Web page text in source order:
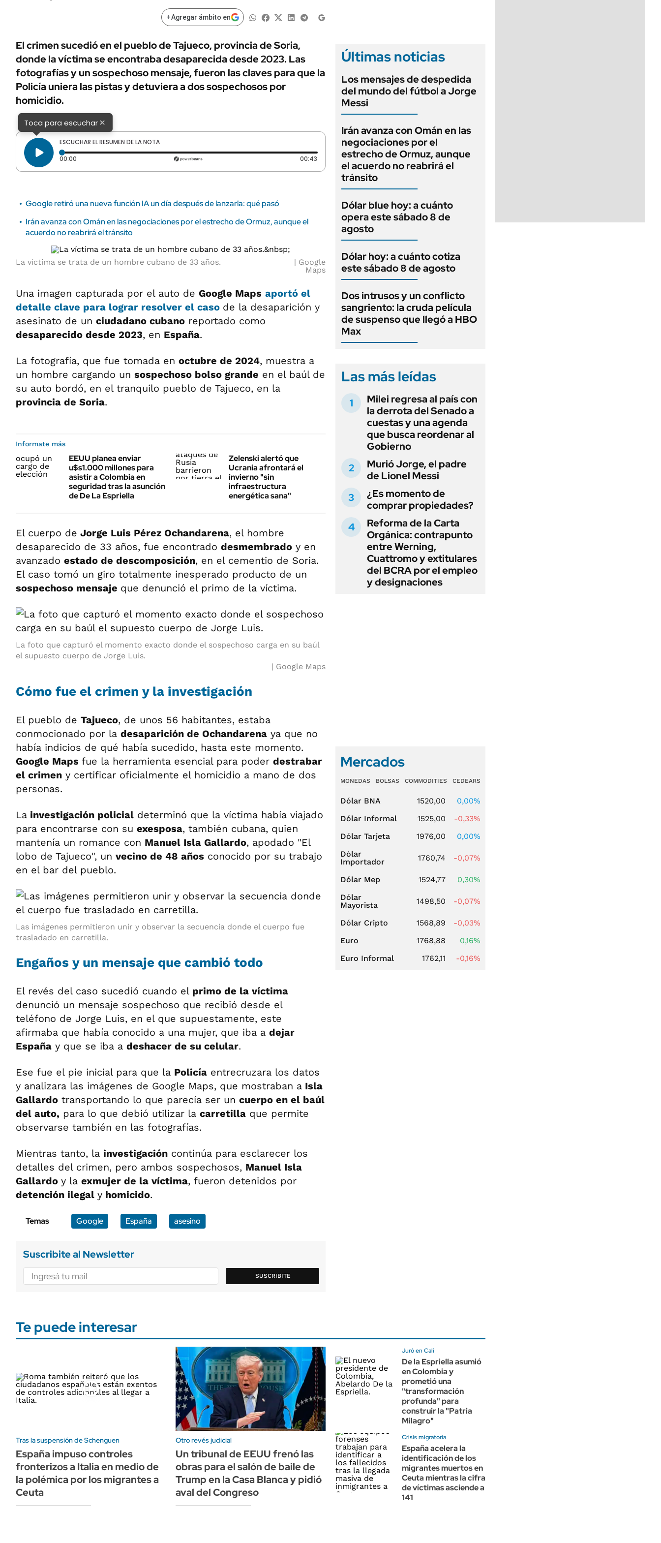
ÁMBITO DEBATE
Municipios
AUTOS
+Agregar ámbito en
El crimen sucedió en el pueblo de Tajueco, provincia de Soria,
donde la víctima se encontraba desaparecida desde 2023. Las
fotografías y un sospechoso mensaje, fueron las claves para que la
Policía uniera las pistas y detuviera a dos sospechosos por
homicidio.
Toca para escuchar×
ESCUCHAR EL RESUMEN DE LA NOTA
00:00 Tiempo transcurrido: 0 segundos 00:43 Duración: 43 segundos
Google retiró una nueva función IA un día después de lanzarla: qué pasó
Irán avanza con Omán en las negociaciones por el estrecho de Ormuz, aunque el
acuerdo no reabrirá el tránsito
La víctima se trata de un hombre cubano de 33 años.
Google
Maps
Una imagen capturada por el auto de Google Maps aportó el
detalle clave para lograr resolver el caso de la desaparición y
asesinato de un ciudadano cubano reportado como
desaparecido desde 2023, en España.
La fotografía, que fue tomada en octubre de 2024, muestra a
un hombre cargando un sospechoso bolso grande en el baúl de
su auto bordó, en el tranquilo pueblo de Tajueco, en la
provincia de Soria.
Informate más
EEUU planea enviar
u$s1.000 millones para
asistir a Colombia en
seguridad tras la asunción
de De La Espriella
Zelenski alertó que
Ucrania afrontará el
invierno "sin
infraestructura
energética sana"
El cuerpo de Jorge Luis Pérez Ochandarena, el hombre
desaparecido de 33 años, fue encontrado desmembrado y en
avanzado estado de descomposición, en el cementio de Soria.
El caso tomó un giro totalmente inesperado producto de un
sospechoso mensaje que denunció el primo de la víctima.
La foto que capturó el momento exacto donde el sospechoso carga en su baúl
el supuesto cuerpo de Jorge Luis.
Google Maps
Cómo fue el crimen y la investigación
El pueblo de Tajueco, de unos 56 habitantes, estaba
conmocionado por la desaparición de Ochandarena ya que no
había indicios de qué había sucedido, hasta este momento.
Google Maps fue la herramienta esencial para poder destrabar
el crimen y certificar oficialmente el homicidio a mano de dos
personas.
La investigación policial determinó que la víctima había viajado
para encontrarse con su exesposa, también cubana, quien
mantenía un romance con Manuel Isla Gallardo, apodado "El
lobo de Tajueco", un vecino de 48 años conocido por su trabajo
en el bar del pueblo.
Las imágenes permitieron unir y observar la secuencia donde el cuerpo fue
trasladado en carretilla.
Engaños y un mensaje que cambió todo
El revés del caso sucedió cuando el primo de la víctima
denunció un mensaje sospechoso que recibió desde el
teléfono de Jorge Luis, en el que supuestamente, este
afirmaba que había conocido a una mujer, que iba a dejar
España y que se iba a deshacer de su celular.
Ese fue el pie inicial para que la Policía entrecruzara los datos
y analizara las imágenes de Google Maps, que mostraban a Isla
Gallardo transportando lo que parecía ser un cuerpo en el baúl
del auto, para lo que debió utilizar la carretilla que permite
observarse también en las fotografías.
Mientras tanto, la investigación continúa para esclarecer los
detalles del crimen, pero ambos sospechosos, Manuel Isla
Gallardo y la exmujer de la víctima, fueron detenidos por
detención ilegal y homicido.
Temas Google España asesino
Suscribite al Newsletter
SUSCRIBITE
Últimas noticias
Los mensajes de despedida
del mundo del fútbol a Jorge
Messi
Irán avanza con Omán en las
negociaciones por el
estrecho de Ormuz, aunque
el acuerdo no reabrirá el
tránsito
Dólar blue hoy: a cuánto
opera este sábado 8 de
agosto
Dólar hoy: a cuánto cotiza
este sábado 8 de agosto
Dos intrusos y un conflicto
sangriento: la cruda película
de suspenso que llegó a HBO
Max
Las más leídas
Milei regresa al país con
la derrota del Senado a
cuestas y una agenda
que busca reordenar al
Gobierno
Murió Jorge, el padre
de Lionel Messi
¿Es momento de
comprar propiedades?
Reforma de la Carta
Orgánica: contrapunto
entre Werning,
Cuattromo y extitulares
del BCRA por el empleo
y designaciones
Mercados
MONEDAS BOLSAS COMMODITIES CEDEARS
Dólar BNA 1520,00
0,00%
Dólar Informal
1525,00
-0,33%
Dólar Tarjeta
1976,00
0,00%
Dólar
Importador
1760,74 -0,07%
Dólar Mep 1524,77
0,30%
Dólar
Mayorista
1498,50 -0,07%
Dólar Cripto 1568,89
-0,03%
Euro
1768,88
0,16%
Euro Informal
1762,11 -0,16%
Te puede interesar
Tras la suspensión de Schenguen
España impuso controles
fronterizos a Italia en medio de
la polémica por los migrantes a
Ceuta
Otro revés judicial
Un tribunal de EEUU frenó las
obras para el salón de baile de
Trump en la Casa Blanca y pidió
aval del Congreso
Juró en Cali
De la Espriella asumió
en Colombia y
prometió una
"transformación
profunda" para
construir la "Patria
Milagro"
Crisis migratoria
España acelera la
identificación de los
migrantes muertos en
Ceuta mientras la cifra
de víctimas asciende a
141